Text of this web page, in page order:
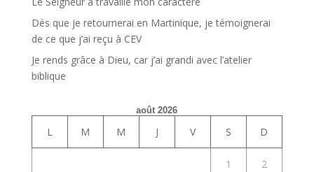
Dès que je retournerai en Martinique, je témoignerai
de ce que j’ai reçu à CEV
Je rends grâce à Dieu, car j’ai grandi avec l’atelier
biblique
août 2026
L M M J V S D
1 2